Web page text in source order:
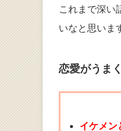
これまで深い
いなと思いま
恋愛がうま
イケメン